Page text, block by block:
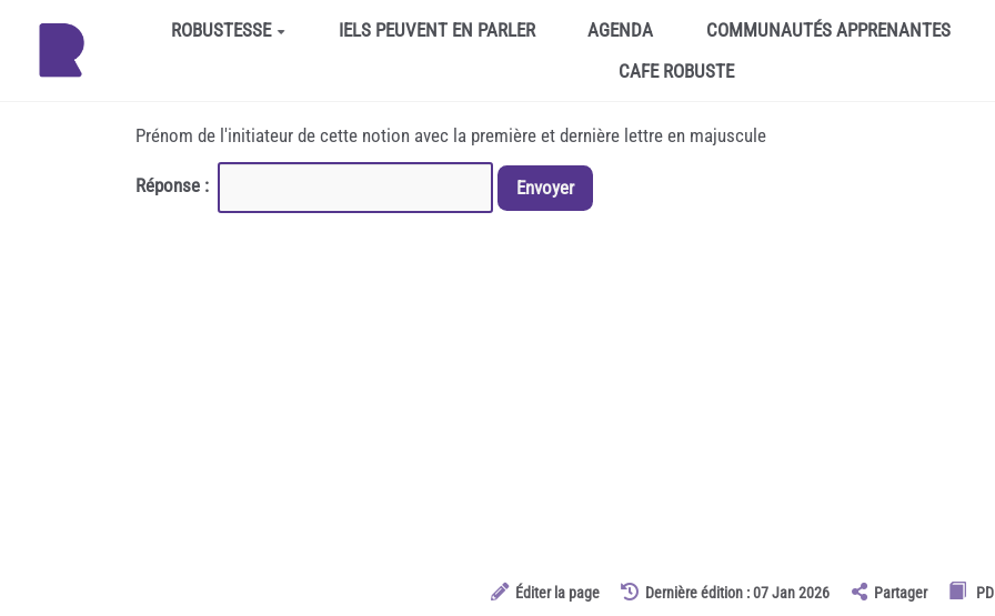
Aller au contenu principalROBUSTESSE IELS PEUVENT EN PARLER AGENDA
COMMUNAUTÉS APPRENANTES
CAFE ROBUSTE
Prénom de l'initiateur de cette notion avec la première et dernière lettre en majuscule
Réponse : Envoyer
Éditer la page Dernière édition : 07 Jan 2026 Partager